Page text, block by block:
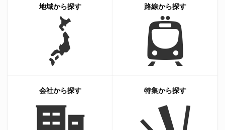
地域から探す 路線から探す
会社から探す 特集から探す